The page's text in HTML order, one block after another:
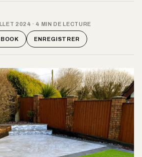
2024 · 4 MIN DE LECTURE
ENREGISTRER